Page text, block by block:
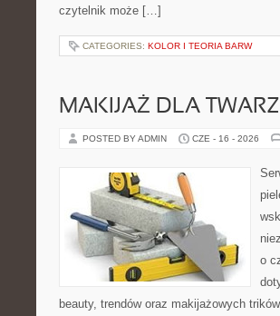
czytelnik może […]
CATEGORIES: KOLOR I TEORIA BARW
MAKIJAŻ DLA
POSTED BY ADMIN CZE - 16 - 2026
o
beauty, trendów oraz makijażowych